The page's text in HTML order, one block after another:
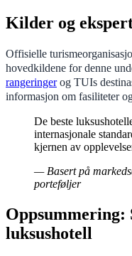
Kilder og
Offisielle
hovedkildene for denne
rangeringerog TUIs
informasjon om fasiliteter
De beste
internasjonale
kjernen av
— Basert på
porteføljer
luksushotell